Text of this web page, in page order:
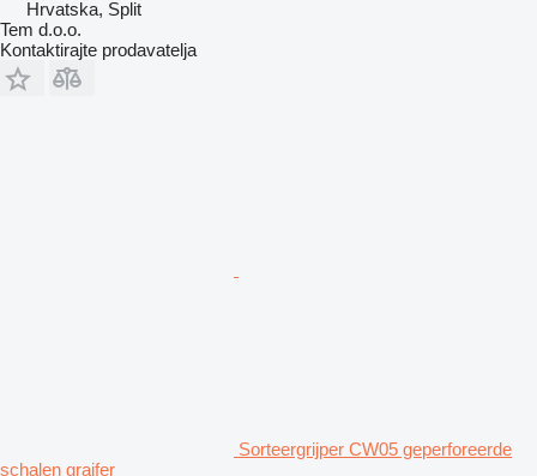
Hrvatska, Split
Tem d.o.o.
Kontaktirajte prodavatelja
Sorteergrijper CW05 geperforeerde
schalen grajfer